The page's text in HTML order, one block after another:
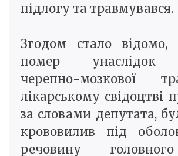
підлогу та травмувався.
Згодом стало
помер унаслідок
черепно-мозкової
лікарському свідоцтві
за словами депутата,
крововилив під
речовину